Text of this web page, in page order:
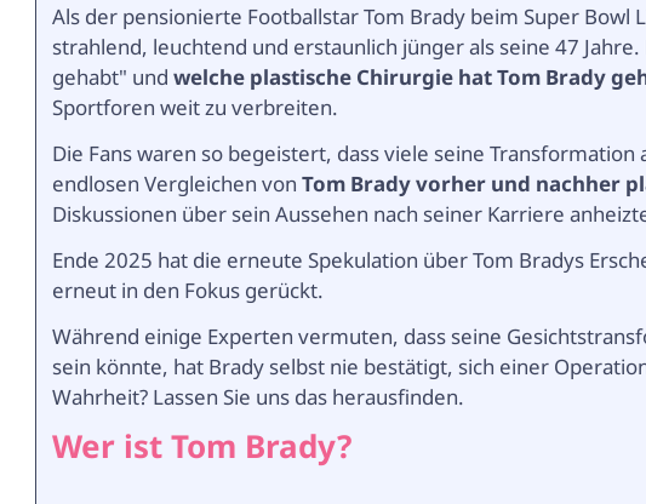
Als der pensionierte Footballstar Tom Brady beim Super Bowl
strahlend, leuchtend und erstaunlich jünger als seine 47
gehabt" undwelche plastische Chirurgie hat Tom Brady
Sportforen weit zu verbreiten.
Die Fans waren so begeistert, dass viele seine
endlosen Vergleichen vonTom Brady vorher und nachher
Diskussionen über sein Aussehen nach seiner Karriere
Ende 2025 hat die erneute Spekulation über Tom Bradys
erneut in den Fokus gerückt.
Während einige Experten vermuten, dass seine
sein könnte, hat Brady selbst nie bestätigt, sich einer
Wahrheit? Lassen Sie uns das herausfinden.
Wer ist Tom Brady?